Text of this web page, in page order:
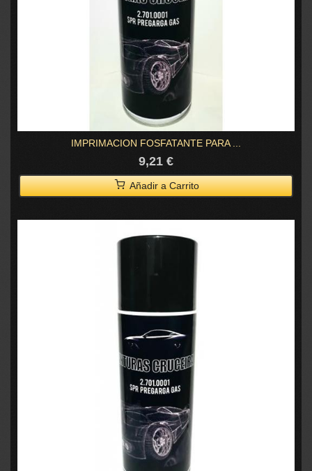
IMPRIMACION FOSFATANTE PARA ...
9,21 €
Añadir a Carrito